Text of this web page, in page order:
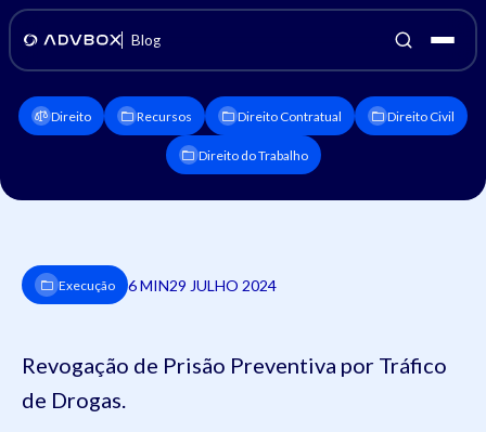
Blog
Direito Recursos Direito Contratual Direito Civil
Direito do Trabalho
Execução 6 MIN29 JULHO 2024
Revogação de Prisão Preventiva por Tráfico
de Drogas.